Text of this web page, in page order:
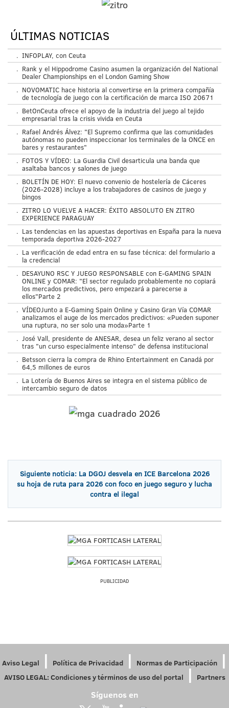
ÚLTIMAS NOTICIAS
. INFOPLAY, con Ceuta
. Rank y el Hippodrome Casino asumen la organización del National
Dealer Championships en el London Gaming Show
. NOVOMATIC hace historia al convertirse en la primera compañía
de tecnología de juego con la certificación de marca ISO 20671
. BetOnCeuta ofrece el apoyo de la industria del juego al tejido
empresarial tras la crisis vivida en Ceuta
. Rafael Andrés Álvez: "El Supremo confirma que las comunidades
autónomas no pueden inspeccionar los terminales de la ONCE en
bares y restaurantes"
. FOTOS Y VÍDEO: La Guardia Civil desarticula una banda que
asaltaba bancos y salones de juego
. BOLETÍN DE HOY: El nuevo convenio de hostelería de Cáceres
(2026-2028) incluye a los trabajadores de casinos de juego y
bingos
. ZITRO LO VUELVE A HACER: ÉXITO ABSOLUTO EN ZITRO
EXPERIENCE PARAGUAY
. Las tendencias en las apuestas deportivas en España para la nueva
temporada deportiva 2026-2027
. La verificación de edad entra en su fase técnica: del formulario a
la credencial
. DESAYUNO RSC Y JUEGO RESPONSABLE con E-GAMING SPAIN
ONLINE y COMAR: "El sector regulado probablemente no copiará
los mercados predictivos, pero empezará a parecerse a
ellos"Parte 2
. VÍDEOJunto a E-Gaming Spain Online y Casino Gran Vía COMAR
analizamos el auge de los mercados predictivos: «Pueden suponer
una ruptura, no ser solo una moda»Parte 1
. José Vall, presidente de ANESAR, desea un feliz verano al sector
tras "un curso especialmente intenso" de defensa institucional
. Betsson cierra la compra de Rhino Entertainment en Canadá por
64,5 millones de euros
. La Lotería de Buenos Aires se integra en el sistema público de
intercambio seguro de datos
Siguiente noticia: La DGOJ desvela en ICE Barcelona 2026
su hoja de ruta para 2026 con foco en juego seguro y lucha
contra el ilegal
PUBLICIDAD
Aviso Legal | Política de Privacidad | Normas de Participación |
AVISO LEGAL: Condiciones y términos de uso del portal |Partners
Síguenos en